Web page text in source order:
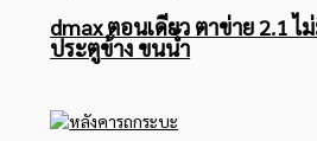
dmax ตอนเดียว ตาข่าย 2.1 ไ
ประตูข้าง ขนน้ำ